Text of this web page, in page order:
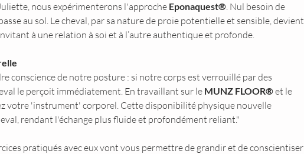
nous expérimenterons l'approche Eponaquest®. Nul besoin de
au sol. Le cheval, par sa nature de proie potentielle et sensible, devient
à une relation à soi et à l’autre authentique et profonde.
conscience de notre posture : si notre corps est verrouillé par des
le perçoit immédiatement. En travaillant sur le MUNZ FLOOR® et le
votre 'instrument' corporel. Cette disponibilité physique nouvelle
rendant l'échange plus fluide et profondément reliant."
pratiqués avec eux vont vous permettre de grandir et de conscientiser